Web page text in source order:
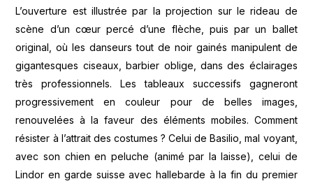
L’ouverture est illustrée par la projection sur le rideau de
scène d’un cœur percé d’une flèche, puis par un ballet
original, où les danseurs tout de noir gainés manipulent de
gigantesques ciseaux, barbier oblige, dans des éclairages
très professionnels. Les tableaux successifs gagneront
progressivement en couleur pour de belles images,
renouvelées à la faveur des éléments mobiles. Comment
résister à l’attrait des costumes ? Celui de Basilio, mal voyant,
avec son chien en peluche (animé par la laisse), celui de
Lindor en garde suisse avec hallebarde à la fin du premier